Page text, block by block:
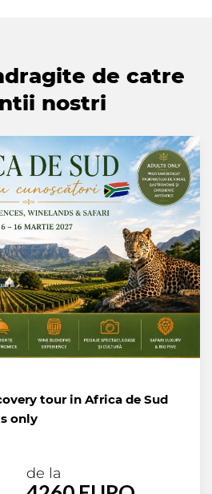
de catre
nostri
tour in Africa de Sud
only
de la